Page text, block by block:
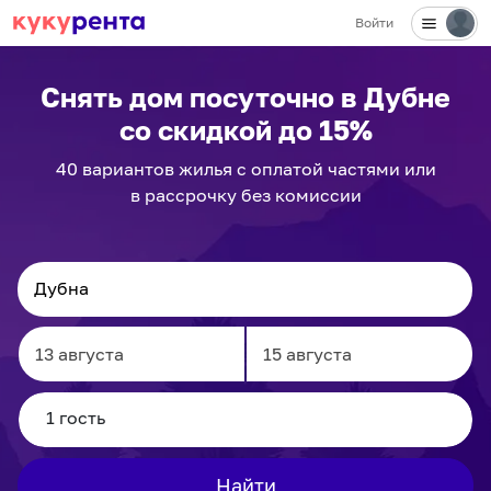
Войти
Снять дом посуточно в Дубне
со скидкой до 15%
40 вариантовжилья с оплатой частями или
в рассрочку без комиссии
Navigate
forward
to
interact
Navigate
to
interact
Найти